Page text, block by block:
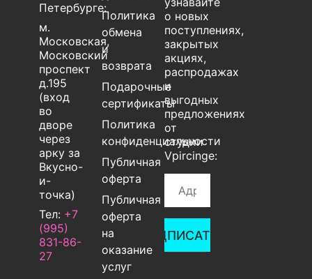
Петербурге:
м.
Московская,
Московский
проспект
д.195
(вход
во
дворе
через
арку за
Вкусно-
и-
точка)
Тел: +7
(995)
831-86-
27‬
Политика
обмена
и
возврата
Подарочные
сертификаты
Политика
конфиденциальности
Публичная
оферта
Публичная
оферта
на
оказание
услуг
о новых
поступлениях,
закрытых
акциях,
распродажах
и
выгодных
предложениях
от
студии
Vpircinge:
ПОДПИСАТЬСЯ